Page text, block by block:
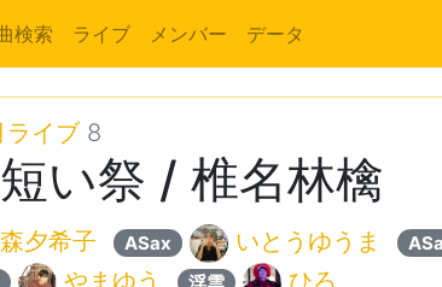
検索 ライブ メンバー データ
イブ8
い祭 / 椎名林檎
森夕希子 ASax いとうゆうま
やまゆう 浮雲 ひろ